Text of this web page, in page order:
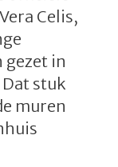
Celis,
in
stuk
muren